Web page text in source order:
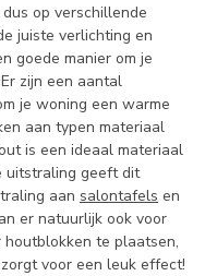
op verschillende
juiste verlichting en
goede manier om je
zijn een aantal
je woning een warme
aan typen materiaal
is een ideaal materiaal
uitstraling geeft dit
aan salontafels en
er natuurlijk ook voor
te plaatsen,
voor een leuk effect!